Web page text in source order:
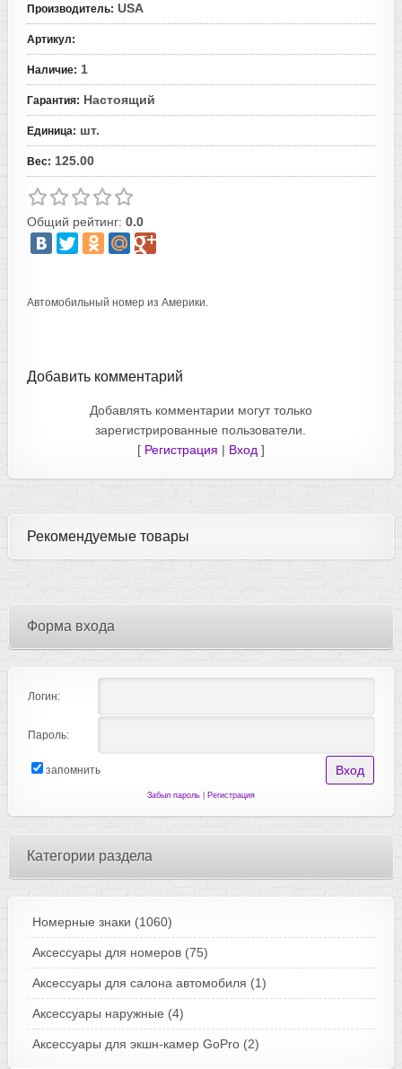
Производитель: USA
Артикул:
Наличие: 1
Гарантия: Настоящий
Единица: шт.
Вес: 125.00
Общий рейтинг: 0.0
Автомобильный номер из Америки.
Добавить комментарий
Добавлять комментарии могут только
зарегистрированные пользователи.
[ Регистрация | Вход ]
Рекомендуемые товары
Форма входа
Логин:
Пароль:
запомнить
Забыл пароль| Регистрация
Категории раздела
Номерные знаки (1060)
Аксессуары для номеров (75)
Аксессуары для салона автомобиля (1)
Аксессуары наружные (4)
Аксессуары для экшн-камер GoPro (2)